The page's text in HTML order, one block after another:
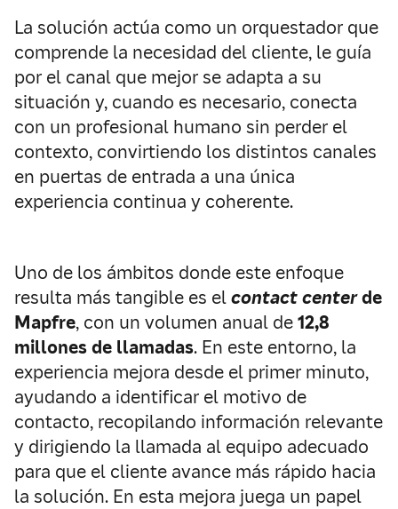
La solución actúa como un orquestador que
comprende la necesidad del cliente, le guía
por el canal que mejor se adapta a su
situación y, cuando es necesario, conecta
con un profesional humano sin perder el
contexto, convirtiendo los distintos canales
en puertas de entrada a una única
experiencia continua y coherente.
Uno de los ámbitos donde este enfoque
resulta más tangible es elcontact centerde
Mapfre, con un volumen anual de12,8
millones de llamadas. En este entorno, la
experiencia mejora desde el primer minuto,
ayudando a identificar el motivo de
contacto, recopilando información relevante
y dirigiendo la llamada al equipo adecuado
para que el cliente avance más rápido hacia
la solución. En esta mejora juega un papel